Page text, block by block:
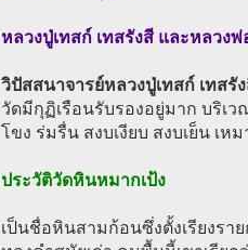
หลวงปู่เทสก์ เทสรังสี และหลวง
วิปัสสนาจารย์หลวงปู่เทสก์ เทสรั
วัดมีกุฏิเรือนรับรองอยู่มาก บริเ
โขง ร่มรื่น สงบเงียบ สงบเย็น เ
ประวัติวัดหินหมากเป้ง
เป็นชื่อหินสามก้อนซึ่งตั้งเรียงร